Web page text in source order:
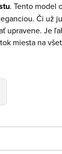
. Tento model
Či už
upravene. Je
miesta na